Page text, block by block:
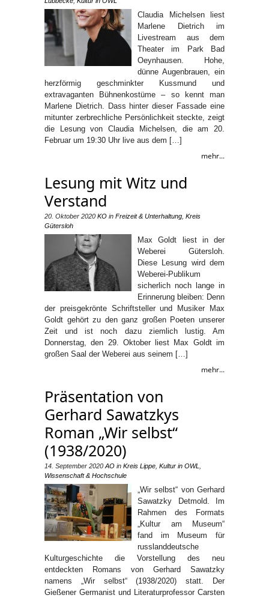
Claudia Michelsen liest
Marlene Dietrich im
Livestream aus dem
Theater im Park Bad
Oeynhausen. Hohe,
dünne Augenbrauen, ein
herzförmig geschminkter Kussmund und
extravaganten Bühnenkostüme – so kennt man
Marlene Dietrich. Dass hinter dieser Fassade eine
mitunter zerbrechliche Persönlichkeit steckte, zeigt
die Lesung von Claudia Michelsen, die am 20.
Februar um 19:30 Uhr live aus dem […]
mehr...
Lesung mit Witz und
Verstand
20. Oktober 2020 KO in Freizeit & Unterhaltung Kreis
Gütersloh
Max Goldt liest in der
Weberei Gütersloh.
Diese Lesung wird dem
Weberei-Publikum
sicherlich noch lange in
Erinnerung bleiben: Denn
der preisgekrönte Schriftsteller und Musiker Max
Goldt gehört zu den ganz großen Poeten unserer
Zeit und ist noch dazu ziemlich lustig. Am
Donnerstag, den 29. Oktober liest Max Goldt im
großen Saal der Weberei aus seinem […]
mehr...
Präsentation von
Gerhard Sawatzkys
Roman „Wir selbst“
(1938/2020)
14. September 2020 AO in Kreis Lippe Kultur in OWL
Wissenschaft & Hochschule
„Wir selbst“ von Gerhard
Sawatzky Detmold. Im
Rahmen des Formats
„Kultur am Museum“
fand im Museum für
russlanddeutsche
Kulturgeschichte die Vorstellung des neu
entdeckten Romans von Gerhard Sawatzky
namens „Wir selbst“ (1938/2020) statt. Der
Gießener Germanist und Literaturprofessor Carsten